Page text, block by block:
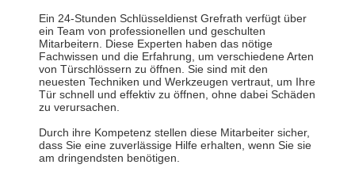
Ein 24-Stunden Schlüsseldienst Grefrath verfügt über
ein Team von professionellen und geschulten
Mitarbeitern. Diese Experten haben das nötige
Fachwissen und die Erfahrung, um verschiedene Arten
von Türschlössern zu öffnen. Sie sind mit den
neuesten Techniken und Werkzeugen vertraut, um Ihre
Tür schnell und effektiv zu öffnen, ohne dabei Schäden
zu verursachen.
Durch ihre Kompetenz stellen diese Mitarbeiter sicher,
dass Sie eine zuverlässige Hilfe erhalten, wenn Sie sie
am dringendsten benötigen.